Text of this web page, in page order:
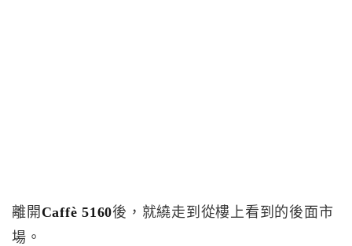
離開 Caffè 5160後，就繞走到從樓上看到的後面市
場。